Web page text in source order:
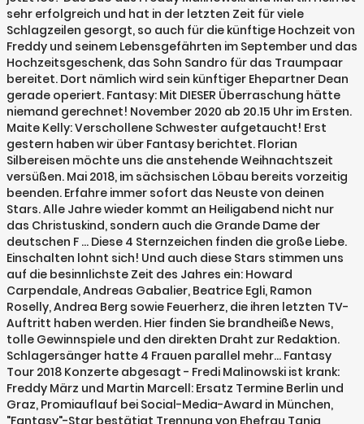
sehr erfolgreich und hat in der letzten Zeit für viele
Schlagzeilen gesorgt, so auch für die künftige Hochzeit von
Freddy und seinem Lebensgefährten im September und das
Hochzeitsgeschenk, das Sohn Sandro für das Traumpaar
bereitet. Dort nämlich wird sein künftiger Ehepartner Dean
gerade operiert. Fantasy: Mit DIESER Überraschung hätte
niemand gerechnet! November 2020 ab 20.15 Uhr im Ersten.
Maite Kelly: Verschollene Schwester aufgetaucht! Erst
gestern haben wir über Fantasy berichtet. Florian
Silbereisen möchte uns die anstehende Weihnachtszeit
versüßen. Mai 2018, im sächsischen Löbau bereits vorzeitig
beenden. Erfahre immer sofort das Neuste von deinen
Stars. Alle Jahre wieder kommt an Heiligabend nicht nur
das Christuskind, sondern auch die Grande Dame der
deutschen F ... Diese 4 Sternzeichen finden die große Liebe.
Einschalten lohnt sich! Und auch diese Stars stimmen uns
auf die besinnlichste Zeit des Jahres ein: Howard
Carpendale, Andreas Gabalier, Beatrice Egli, Ramon
Roselly, Andrea Berg sowie Feuerherz, die ihren letzten TV-
Auftritt haben werden. Hier finden Sie brandheiße News,
tolle Gewinnspiele und den direkten Draht zur Redaktion.
Schlagersänger hatte 4 Frauen parallel mehr... Fantasy
Tour 2018 Konzerte abgesagt - Fredi Malinowski ist krank:
Freddy März und Martin Marcell: Ersatz Termine Berlin und
Graz, Promiauflauf bei Social-Media-Award in München,
"Fantasy"-Star bestätigt Trennung von Ehefrau Tanja